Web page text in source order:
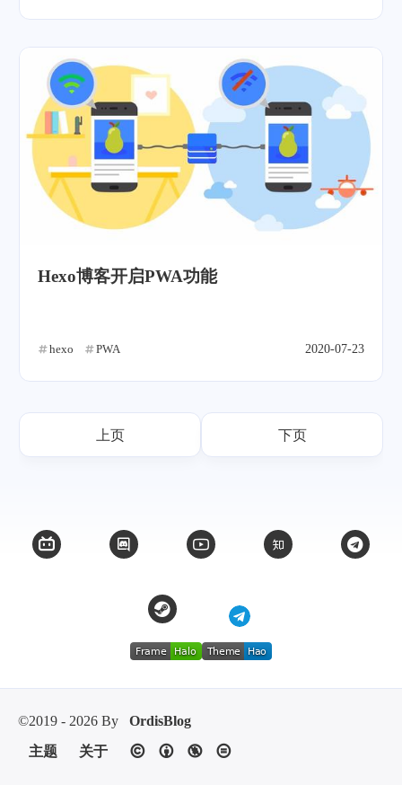
Hexo博客开启PWA功能
hexo PWA 2020-07-23
上页 下页
©2019 - 2026 By
OrdisBlog
主题
关于